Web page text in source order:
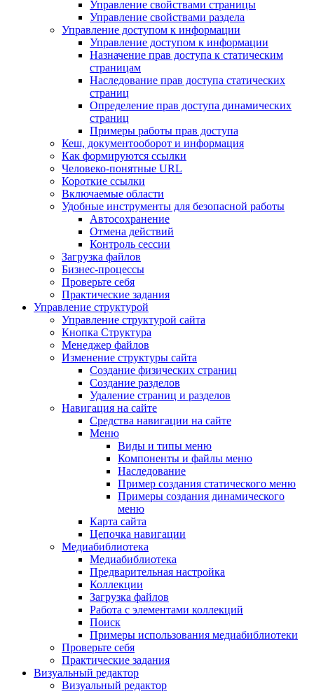
Управление свойствами страницы
Управление свойствами раздела
Управление доступом к информации
Управление доступом к информации
Назначение прав доступа к статическим
страницам
Наследование прав доступа статических
страниц
Определение прав доступа динамических
страниц
Примеры работы прав доступа
Кеш, документооборот и информация
Как формируются ссылки
Человеко-понятные URL
Короткие ссылки
Включаемые области
Удобные инструменты для безопасной работы
Автосохранение
Отмена действий
Контроль сессии
Загрузка файлов
Бизнес-процессы
Проверьте себя
Практические задания
Управление структурой
Управление структурой сайта
Кнопка Структура
Менеджер файлов
Изменение структуры сайта
Создание физических страниц
Создание разделов
Удаление страниц и разделов
Навигация на сайте
Средства навигации на сайте
Меню
Виды и типы меню
Компоненты и файлы меню
Наследование
Пример создания статического меню
Примеры создания динамического
меню
Карта сайта
Цепочка навигации
Медиабиблиотека
Медиабиблиотека
Предварительная настройка
Коллекции
Загрузка файлов
Работа с элементами коллекций
Поиск
Примеры использования медиабиблиотеки
Проверьте себя
Практические задания
Визуальный редактор
Визуальный редактор